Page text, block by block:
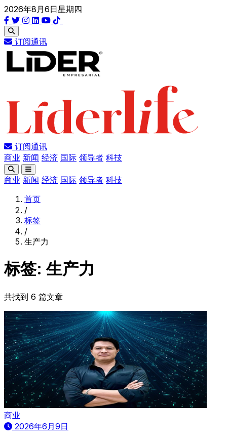
2026年8月6日星期四
订阅通讯
订阅通讯
商业 新闻 经济 国际 领导者 科技
商业 新闻 经济 国际 领导者 科技
首页
/
标签
/
生产力
标签: 生产力
共找到 6 篇文章
商业
2026年6月9日